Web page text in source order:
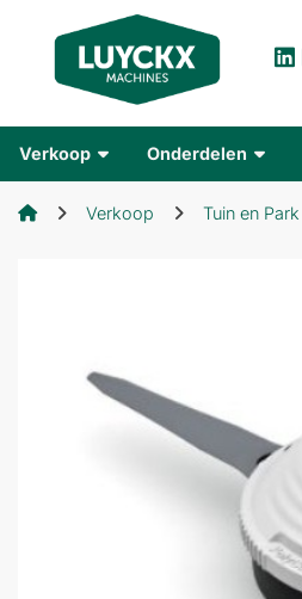
Verkoop Onderdelen
Verkoop Tuin en Park